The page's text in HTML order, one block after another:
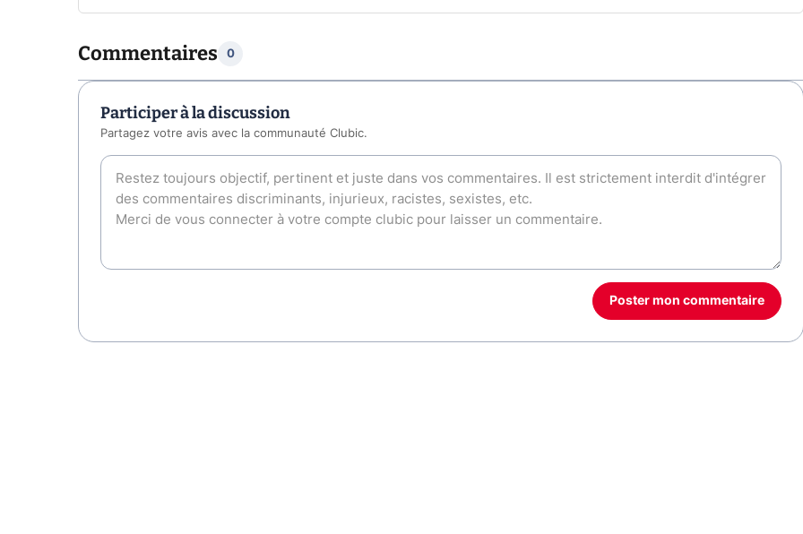
Commentaires 0
Participer à la discussion
Partagez votre avis avec la communauté Clubic.
Poster mon commentaire